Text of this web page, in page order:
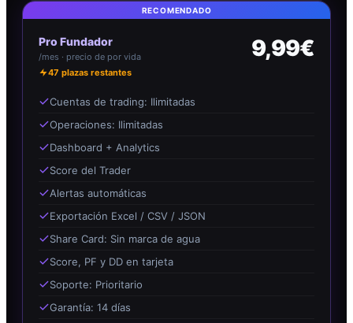
RECOMENDADO
Pro Fundador
/mes · precio de por vida
47 plazas restantes
9,99€
Cuentas de trading: Ilimitadas
Operaciones: Ilimitadas
Dashboard + Analytics
Score del Trader
Alertas automáticas
Exportación Excel / CSV / JSON
Share Card: Sin marca de agua
Score, PF y DD en tarjeta
Soporte: Prioritario
Garantía: 14 días